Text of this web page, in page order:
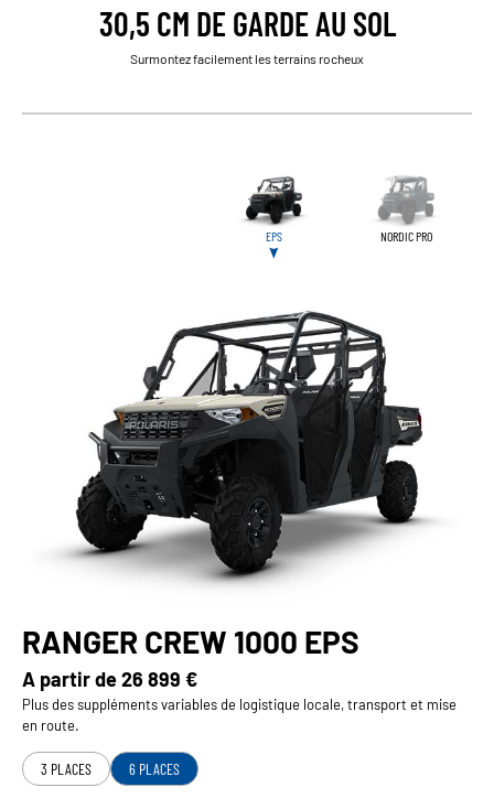
30,5 CM DE GARDE AU SOL
Surmontez facilement les terrains rocheux
EPS NORDIC PRO
RANGER CREW 1000 EPS
A partir de26 899 €
Plus des suppléments variables de logistique locale, transport et mise
en route.
3 PLACES 6 PLACES